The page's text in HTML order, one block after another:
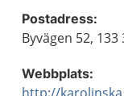
Postadress:
Byvägen 52, 133
Webbplats: